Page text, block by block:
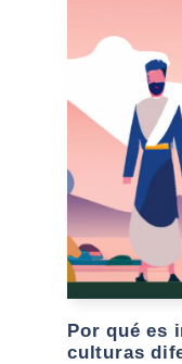
Por qué es
culturas